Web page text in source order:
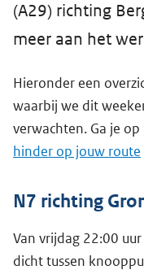
(A29) richting
meer aan het
Hieronder een
waarbij we dit
verwachten. Ga je
hinder op jouw route
N7 richting
Van vrijdag 22:00
dicht tussen